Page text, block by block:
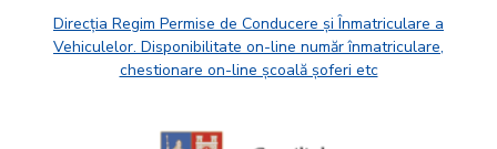
Direcția Regim Permise de Conducere și Înmatriculare a
Vehiculelor. Disponibilitate on-line număr înmatriculare,
chestionare on-line școală șoferi etc